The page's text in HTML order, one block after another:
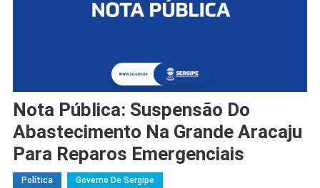
Nota Pública: Suspensão Do
Abastecimento Na Grande Aracaju
Para Reparos Emergenciais
Política Governo De Sergipe